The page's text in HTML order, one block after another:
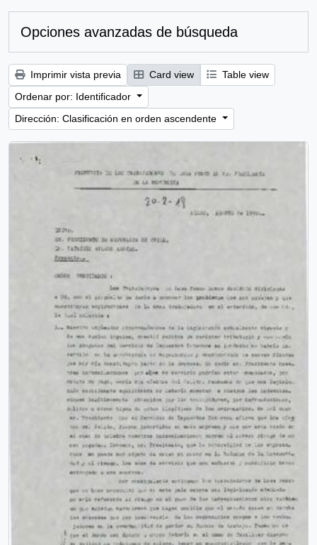
Opciones avanzadas de búsqueda
Imprimir vista previa Card view
Table view
Ordenar por: Identificador
Dirección: Clasificación en orden ascendente